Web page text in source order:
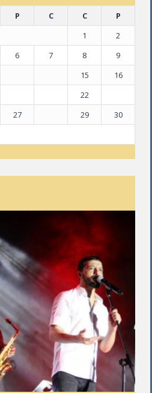
P C C
P
1
2
6 7 8
9
15
16
22
27 29
30